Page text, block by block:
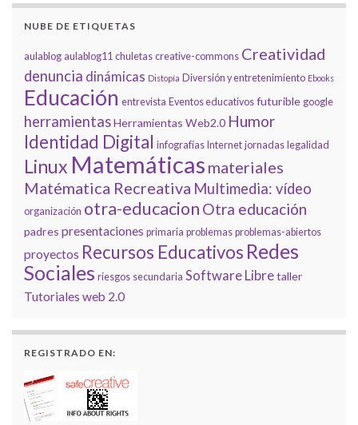
NUBE DE ETIQUETAS
aulablog aulablog11 chuletas creative-commons Creatividad
denuncia dinámicas Distopía Diversión y entretenimiento Ebooks
Educación entrevista Eventos educativos futurible google
herramientasHerramientas Web2.0 Humor
Identidad Digital infografías Internet jornadas legalidad
Linux Matemáticas materiales
Matématica Recreativa Multimedia: vídeo
organización otra-educacion Otra educación
padres presentaciones primaria problemas problemas-abiertos
proyectos Recursos Educativos Redes
Sociales riesgos secundaria Software Libretaller
Tutoriales web 2.0
REGISTRADO EN: